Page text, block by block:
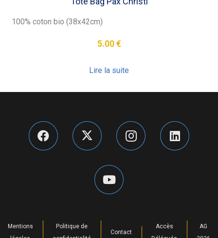
100% coton bio (38x42cm)
5.00€
Lire la suite
Mentions
Politique de
Contact
Accès
AG